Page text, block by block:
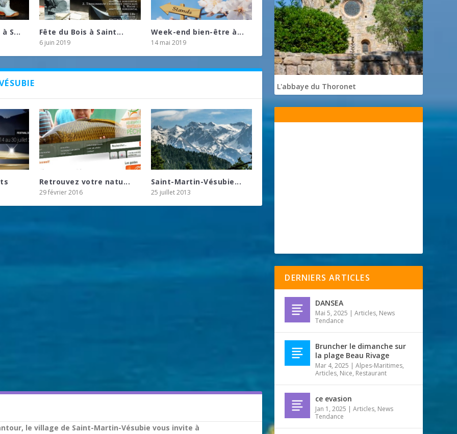
S... Fête du Bois à Saint...
6 juin 2019
Week-end bien-être à...
14 mai 2019
Retrouvez votre natu...
29 février 2016
Saint-Martin-Vésubie...
25 juillet 2013
le village de Saint-Martin-Vésubie vous invite à
L'abbaye du Thoronet
DERNIERS ARTICLES
DANSEA
Mai 5, 2025 |Articles, News
Tendance
Bruncher le dimanche sur
la plage Beau Rivage
Mar 4, 2025 |Alpes-Maritimes,
Articles, Nice, Restaurant
ce evasion
Jan 1, 2025 |Articles, News
Tendance